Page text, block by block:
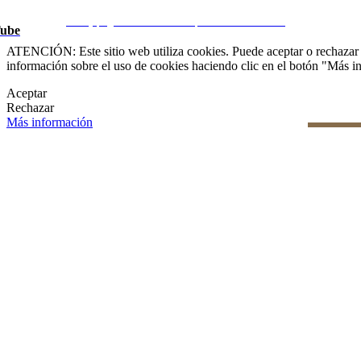
ATENCIÓN: Este sitio web utiliza cookies. Puede aceptar o
información sobre el uso de cookies haciendo clic en el botón "Más
Aceptar
Rechazar
Más información